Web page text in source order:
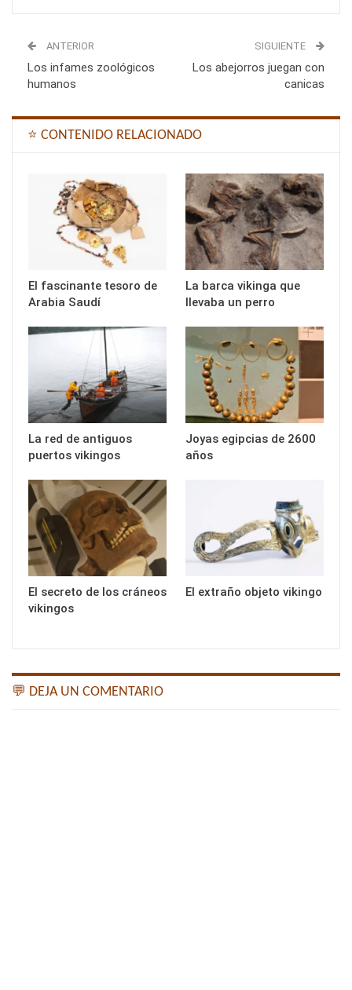
ANTERIOR
Los infames zoológicos
humanos
SIGUIENTE
Los abejorros juegan con
canicas
⭐ CONTENIDO RELACIONADO
El fascinante tesoro de
Arabia Saudí
La barca vikinga que
llevaba un perro
La red de antiguos
puertos vikingos
Joyas egipcias de 2600
años
El secreto de los cráneos
vikingos
El extraño objeto vikingo
💬 DEJA UN COMENTARIO